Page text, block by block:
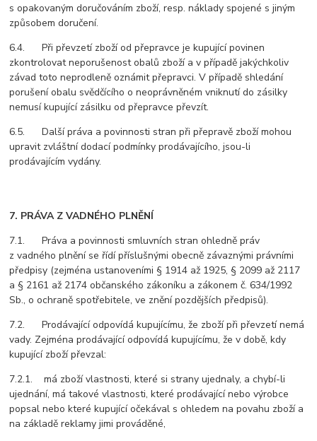
s opakovaným doručováním zboží, resp. náklady spojené s jiným
způsobem doručení.
6.4. Při převzetí zboží od přepravce je kupující povinen
zkontrolovat neporušenost obalů zboží a v případě jakýchkoliv
závad toto neprodleně oznámit přepravci. V případě shledání
porušení obalu svědčícího o neoprávněném vniknutí do zásilky
nemusí kupující zásilku od přepravce převzít.
6.5. Další práva a povinnosti stran při přepravě zboží mohou
upravit zvláštní dodací podmínky prodávajícího, jsou-li
prodávajícím vydány.
7. PRÁVA Z VADNÉHO PLNĚNÍ
7.1. Práva a povinnosti smluvních stran ohledně práv
z vadného plnění se řídí příslušnými obecně závaznými právními
předpisy (zejména ustanoveními § 1914 až 1925, § 2099 až 2117
a § 2161 až 2174 občanského zákoníku a zákonem č. 634/1992
Sb., o ochraně spotřebitele, ve znění pozdějších předpisů).
7.2. Prodávající odpovídá kupujícímu, že zboží při převzetí nemá
vady. Zejména prodávající odpovídá kupujícímu, že v době, kdy
kupující zboží převzal:
7.2.1. má zboží vlastnosti, které si strany ujednaly, a chybí-li
ujednání, má takové vlastnosti, které prodávající nebo výrobce
popsal nebo které kupující očekával s ohledem na povahu zboží a
na základě reklamy jimi prováděné,